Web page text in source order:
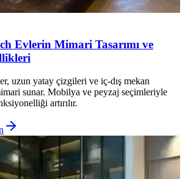
Evlerin Mimari Tasarımı ve
uzun yatay çizgileri ve iç-dış mekan
sunar. Mobilya ve peyzaj seçimleriyle
artırılır.